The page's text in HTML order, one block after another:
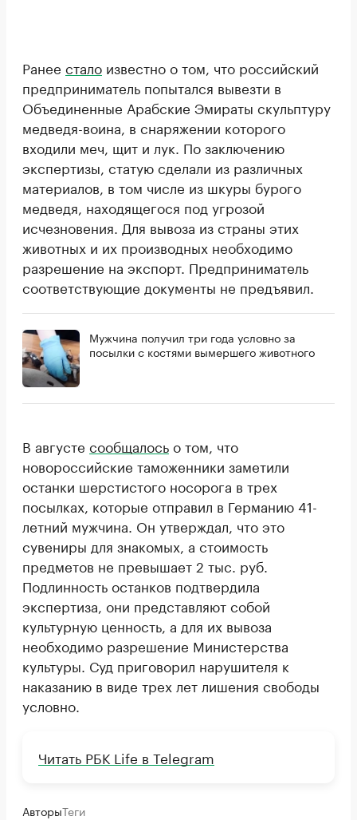
Ранее стало известно о том, что российский
предприниматель попытался вывезти в
Объединенные Арабские Эмираты скульптуру
медведя-воина, в снаряжении которого
входили меч, щит и лук. По заключению
экспертизы, статую сделали из различных
материалов, в том числе из шкуры бурого
медведя, находящегося под угрозой
исчезновения. Для вывоза из страны этих
животных и их производных необходимо
разрешение на экспорт. Предприниматель
соответствующие документы не предъявил.
Мужчина получил три года условно за
посылки с костями вымершего животного
В августе сообщалосьо том, что
новороссийские таможенники заметили
останки шерстистого носорога в трех
посылках, которые отправил в Германию 41-
летний мужчина. Он утверждал, что это
сувениры для знакомых, а стоимость
предметов не превышает 2 тыс. руб.
Подлинность останков подтвердила
экспертиза, они представляют собой
культурную ценность, а для их вывоза
необходимо разрешение Министерства
культуры. Суд приговорил нарушителя к
наказанию в виде трех лет лишения свободы
условно.
Читать РБК Life в Telegram
АвторыТеги